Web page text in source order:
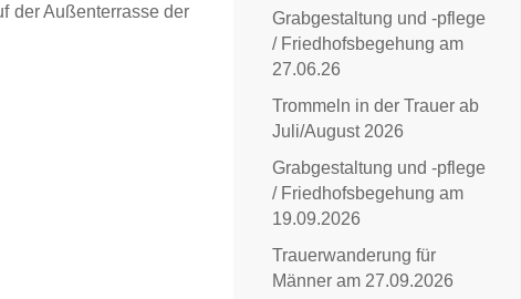
der Außenterrasse der
Grabgestaltung und -pflege
/ Friedhofsbegehung am
27.06.26
Trommeln in der Trauer ab
Juli/August 2026
Grabgestaltung und -pflege
/ Friedhofsbegehung am
19.09.2026
Trauerwanderung für
Männer am 27.09.2026